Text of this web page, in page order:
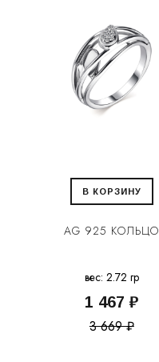
В КОРЗИНУ
AG 925 КОЛЬЦО
вес: 2.72 гр
1 467 ₽
3 669 ₽